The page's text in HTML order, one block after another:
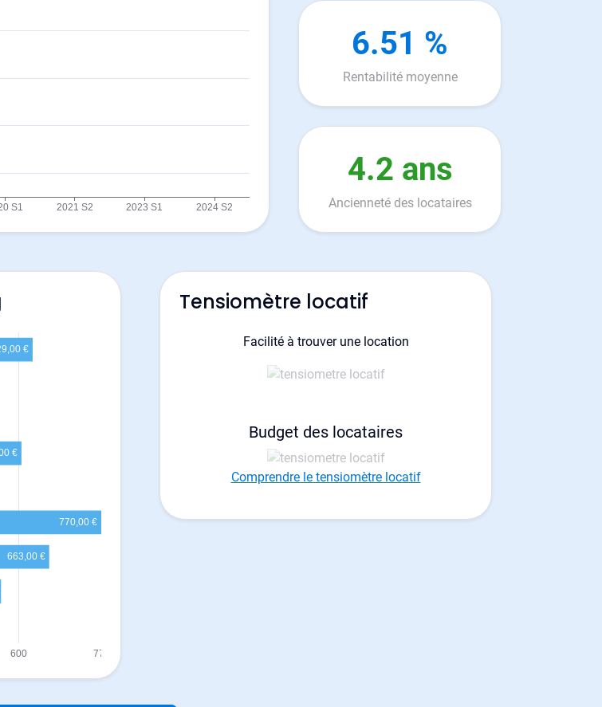
6.51 %
Rentabilité moyenne
4.2 ans
Ancienneté des locataires
Tensiomètre locatif
Facilité à trouver une location
Budget des locataires
Comprendre le tensiomètre locatif